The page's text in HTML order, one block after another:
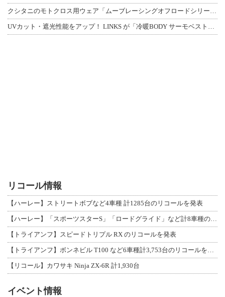
クシタニのモトクロス用ウェア「ムーブレーシングオフロードシリーズ」3アイテムが登
UVカット・遮光性能をアップ！ LINKS が「冷暖BODY サーモベスト」改良
リコール情報
【ハーレー】ストリートボブなど4車種 計1285台のリコールを発表
【ハーレー】「スポーツスターS」「ロードグライド」など計8車種のリコールを発表
【トライアンフ】スピードトリプル RX のリコールを発表
【トライアンフ】ボンネビル T100 など6車種計3,753台のリコールを発表
【リコール】カワサキ Ninja ZX-6R 計1,930台
イベント情報